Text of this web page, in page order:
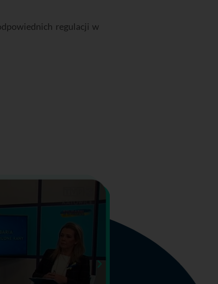
regulacji w